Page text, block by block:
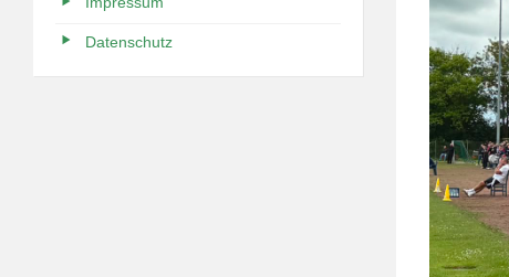
Datenschutz